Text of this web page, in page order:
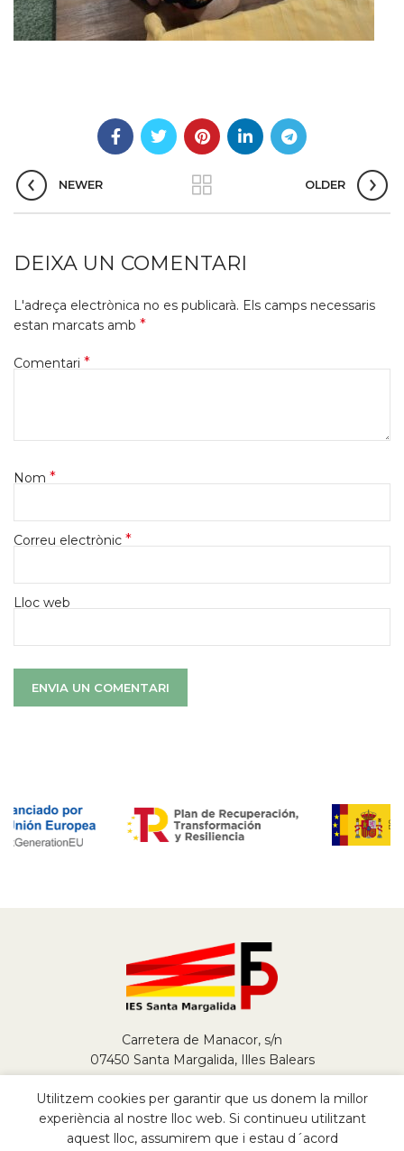
NEWER OLDER
DEIXA UN COMENTARI
L'adreça electrònica no es publicarà. Els camps necessaris
estan marcats amb *
Comentari *
Nom *
Correu electrònic *
Lloc web
Carretera de Manacor, s/n
07450 Santa Margalida, Illes Balears
Tel.+34 971 784 290
fp@iessantamargalida.org
Utilitzem cookies per garantir que us donem la millor
experiència al nostre lloc web. Si continueu utilitzant
aquest lloc, assumirem que i estau d´acord